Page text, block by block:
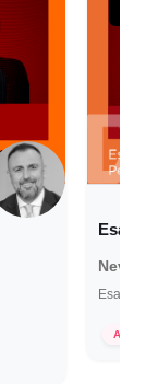
Esas
AVM